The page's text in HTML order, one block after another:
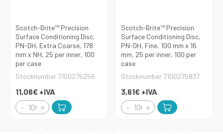
Scotch-Brite™ Precision
Surface Conditioning Disc,
PN-DH, Extra Coarse, 178
mm x NH, 25 per inner, 100
per case
Stocknumber 7100275256
11,06€ +IVA
Scotch-Brite™ Precision
Surface Conditioning Disc,
PN-DH, Fine, 100 mm x 16
mm, 25 per inner, 100 per
case
Stocknumber 7100275837
3,61€ +IVA